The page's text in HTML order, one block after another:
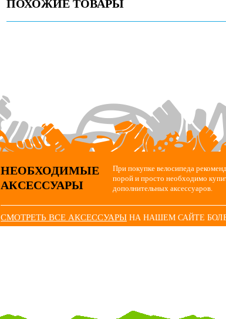
ПОХОЖИЕ ТОВАРЫ
НЕОБХОДИМЫЕ
АКСЕССУАРЫ
При покупке велосипеда
порой и просто необходимо
дополнительных аксессуаров.
СМОТРЕТЬ ВСЕ АКСЕССУАРЫ НА НАШЕМ САЙТЕ